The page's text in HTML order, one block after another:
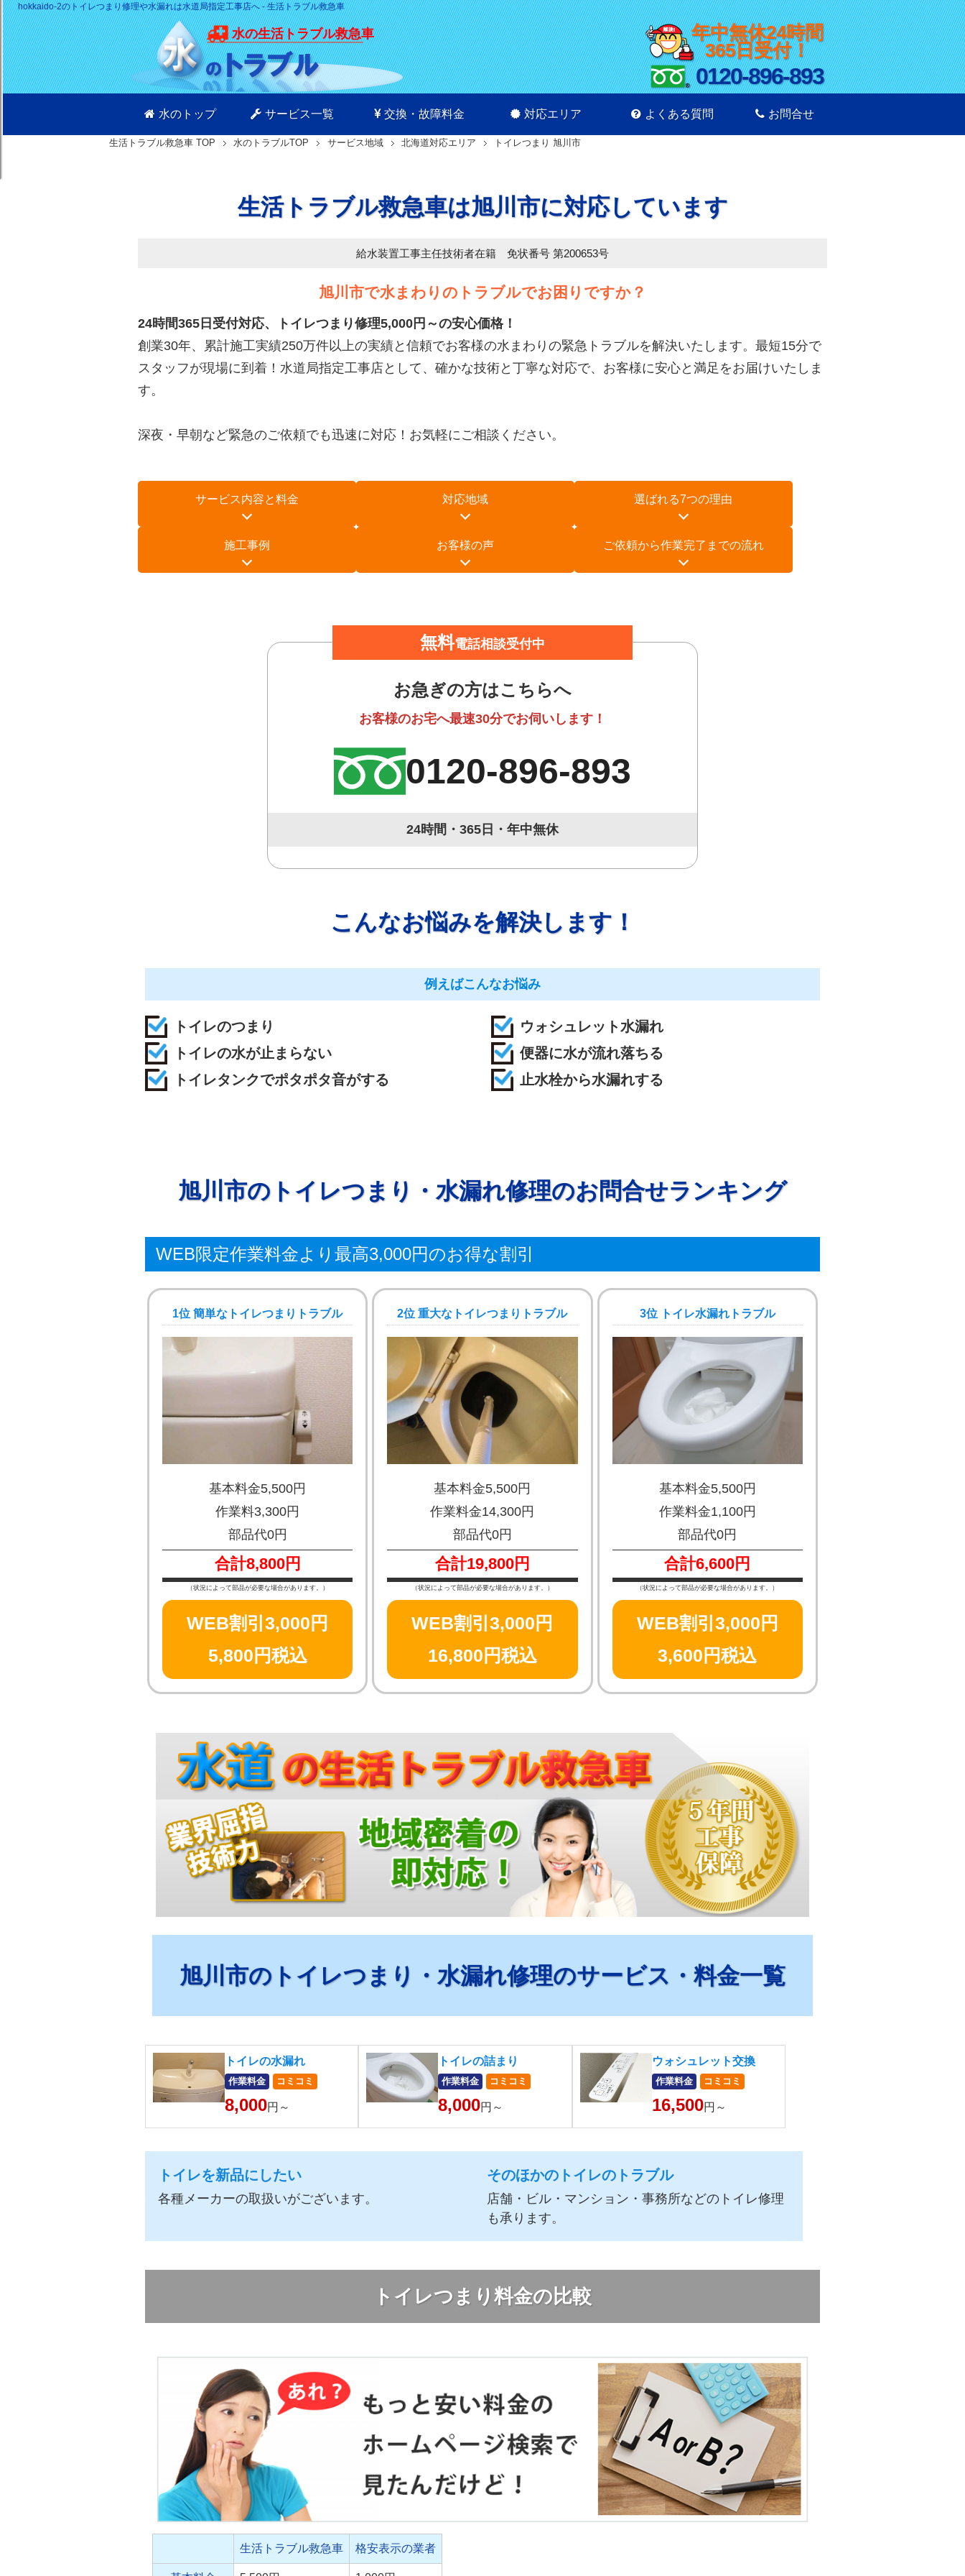
hokkaido-2のトイレつまり修理や水漏れは水道局指定工事店へ - 生活トラブル救急車
水の生活トラブル救急車
年中無休24時間
365日受付！
0120-896-893
水のトップ サービス一覧 交換・故障料金 対応エリア よくある質問 お問合せ
生活トラブル救急車 TOP 水のトラブルTOP サービス地域 北海道対応エリア トイレつまり 旭川市
生活トラブル救急車は旭川市に対応しています
給水装置工事主任技術者在籍 免状番号 第200653号
旭川市で水まわりのトラブルでお困りですか？
24時間365日受付対応、トイレつまり修理5,000円～の安心価格！
創業30年、累計施工実績250万件以上の実績と信頼でお客様の水まわりの緊急トラブルを解決いたします。最短15分で
スタッフが現場に到着！水道局指定工事店として、確かな技術と丁寧な対応で、お客様に安心と満足をお届けいたしま
す。
深夜・早朝など緊急のご依頼でも迅速に対応！お気軽にご相談ください。
サービス内容と料金 対応地域 選ばれる7つの理由
施工事例 お客様の声 ご依頼から作業完了までの流れ
無料電話相談受付中
お急ぎの方はこちらへ
お客様のお宅へ最速30分でお伺いします！
0120-896-893
24時間・365日・年中無休
こんなお悩みを解決します！
例えばこんなお悩み
トイレのつまり
ウォシュレット水漏れ
トイレの水が止まらない
便器に水が流れ落ちる
トイレタンクでポタポタ音がする
止水栓から水漏れする
旭川市のトイレつまり・水漏れ修理のお問合せランキング
WEB限定作業料金より最高3,000円のお得な割引
1位 簡単なトイレつまりトラブル
基本料金5,500円
作業料3,300円
部品代0円
合計8,800円
（状況によって部品が必要な場合があります。）
WEB割引3,000円
5,800円税込
2位 重大なトイレつまりトラブル
基本料金5,500円
作業料金14,300円
部品代0円
合計19,800円
（状況によって部品が必要な場合があります。）
WEB割引3,000円
16,800円税込
3位 トイレ水漏れトラブル
基本料金5,500円
作業料金1,100円
部品代0円
合計6,600円
（状況によって部品が必要な場合があります。）
WEB割引3,000円
3,600円税込
旭川市のトイレつまり・水漏れ修理のサービス・料金一覧
トイレの水漏れ
作業料金 コミコミ
8,000円～
トイレの詰まり
作業料金 コミコミ
8,000円～
ウォシュレット交換
作業料金 コミコミ
16,500円～
トイレを新品にしたい
各種メーカーの取扱いがございます。
そのほかのトイレのトラブル
店舗・ビル・マンション・事務所などのトイレ修理
も承ります。
トイレつまり料金の比較
生活トラブル救急車 格安表示の業者